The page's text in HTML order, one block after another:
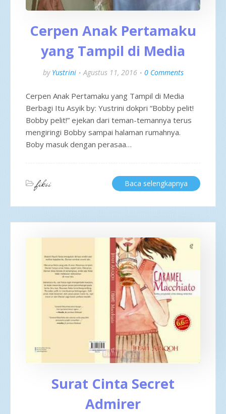
Cerpen Anak Pertamaku
yang Tampil di Media
by Yustrini Agustus 11, 2016 0 Comments
Cerpen Anak Pertamaku yang Tampil di Media
Berbagi Itu Asyik by: Yustrini dokpri “Bobby pelit!
Bobby pelit!” ejekan dari teman-temannya terus
mengiringi Bobby sampai halaman rumahnya.
Boby masuk dengan perasaa…
fiksi Baca selengkapnya
Surat Cinta Secret
Admirer